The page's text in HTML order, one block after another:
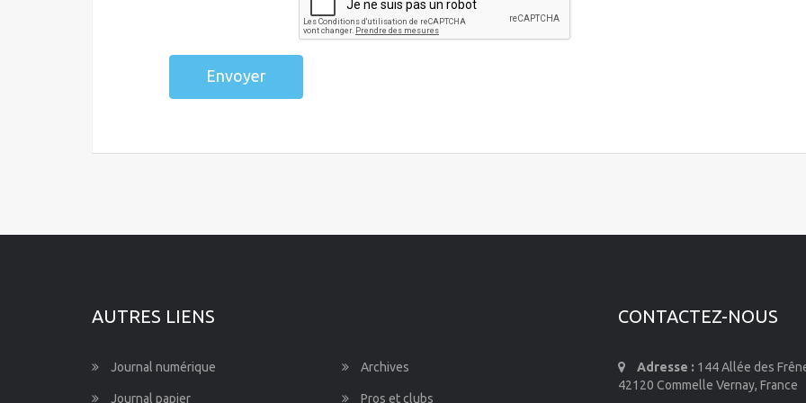
Envoyer
AUTRES LIENS
Journal numérique Archives
Journal papier Pros et clubs
CONTACTEZ-NOUS
Adresse : 144 Allée des
42120 Commelle Vernay, France